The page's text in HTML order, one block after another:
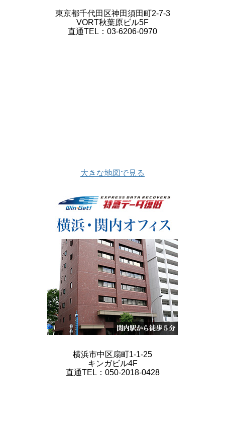
東京都千代田区神田須田町2-7-3
VORT秋葉原ビル5F
直通TEL：03-6206-0970
大きな地図で見る
横浜市中区扇町1-1-25
キンガビル4F
直通TEL：050-2018-0428